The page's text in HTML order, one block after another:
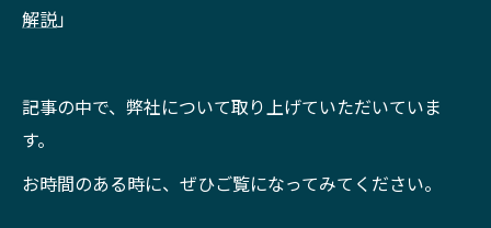
解説」
記事の中で、弊社について取り上げていただいていま
す。
お時間のある時に、ぜひご覧になってみてください。